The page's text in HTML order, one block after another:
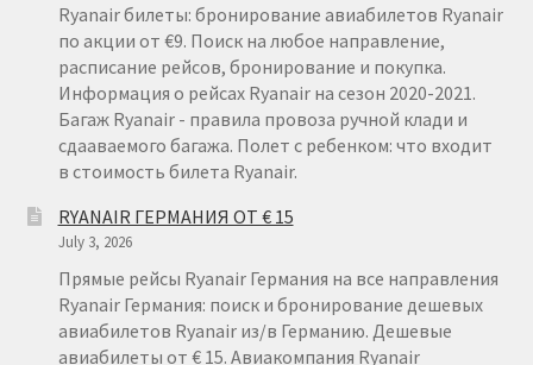
Ryanair билеты: бронирование авиабилетов Ryanair
по акции от €9. Поиск на любое направление,
расписание рейсов, бронирование и покупка.
Информация о рейсах Ryanair на сезон 2020-2021.
Багаж Ryanair - правила провоза ручной клади и
сдааваемого багажа. Полет с ребенком: что входит
в стоимость билета Ryanair.
RYANAIR ГЕРМАНИЯ ОТ € 15
July 3, 2026
Прямые рейсы Ryanair Германия на все направления
Ryanair Германия: поиск и бронирование дешевых
авиабилетов Ryanair из/в Германию. Дешевые
авиабилеты от € 15. Авиакомпания Ryanair